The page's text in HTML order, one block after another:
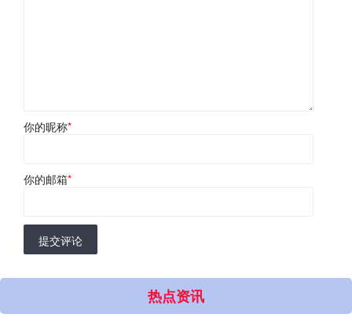
你的昵称*
你的邮箱*
提交评论
热点资讯